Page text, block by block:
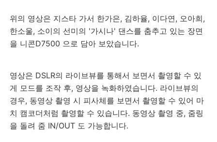
위의 영상은 지스타 가서 한가은, 김하율, 이다연, 오아희,
한소울, 소이의 선미의 '가시나' 댄스를 춤추고 있는 장면
을 니콘D7500 으로 담아 보았습니다.
영상은 DSLR의 라이브뷰를 통해서 보면서 촬영할 수 있
게 모드를 조작 후, 영상을 녹화하였습니다. 라이브뷰의
경우, 동영상 촬영 시 피사체를 보면서 촬영할 수 있어 마
치 캠코더처럼 촬영할 수 있습니다. 동영상 촬영 중, 줌링
을 돌려 줌 IN/OUT 도 가능합니다.